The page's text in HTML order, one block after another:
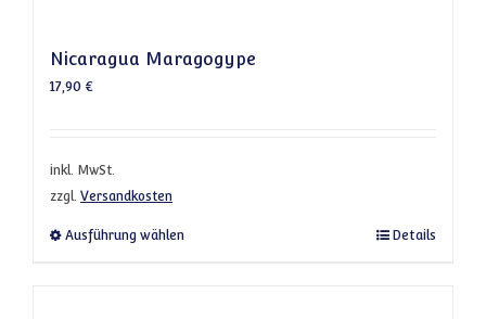
Nicaragua Maragogype
17,90 €
inkl. MwSt.
zzgl. Versandkosten
Ausführung wählen Dieses Produkt weist mehrere Varianten
Details